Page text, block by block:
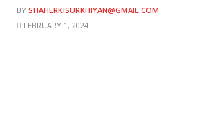
BY SHAHERKISURKHIYAN@GMAIL.COM
FEBRUARY 1, 2024